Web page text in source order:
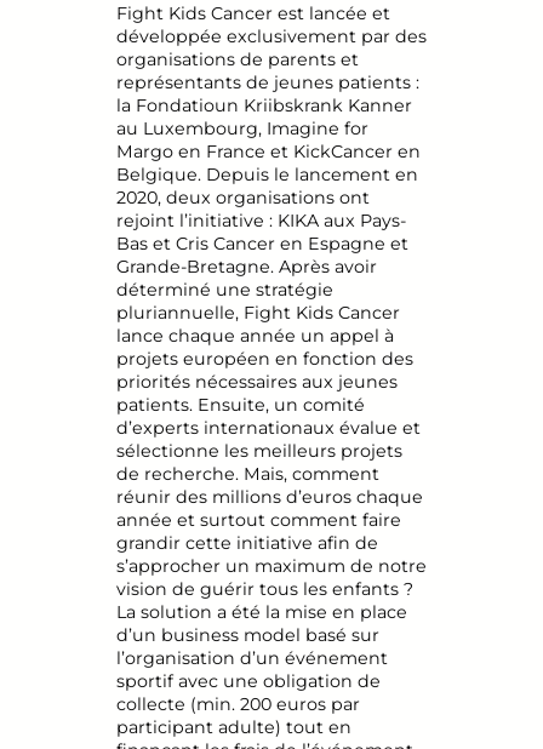
Fight Kids Cancer est lancée et
développée exclusivement par des
organisations de parents et
représentants de jeunes patients :
la Fondatioun Kriibskrank Kanner
au Luxembourg, Imagine for
Margo en France et KickCancer en
Belgique. Depuis le lancement en
2020, deux organisations ont
rejoint l’initiative : KIKA aux Pays-
Bas et Cris Cancer en Espagne et
Grande-Bretagne. Après avoir
déterminé une stratégie
pluriannuelle, Fight Kids Cancer
lance chaque année un appel à
projets européen en fonction des
priorités nécessaires aux jeunes
patients. Ensuite, un comité
d’experts internationaux évalue et
sélectionne les meilleurs projets
de recherche. Mais, comment
réunir des millions d’euros chaque
année et surtout comment faire
grandir cette initiative afin de
s’approcher un maximum de notre
vision de guérir tous les enfants ?
La solution a été la mise en place
d’un business model basé sur
l’organisation d’un événement
sportif avec une obligation de
collecte (min. 200 euros par
participant adulte) tout en